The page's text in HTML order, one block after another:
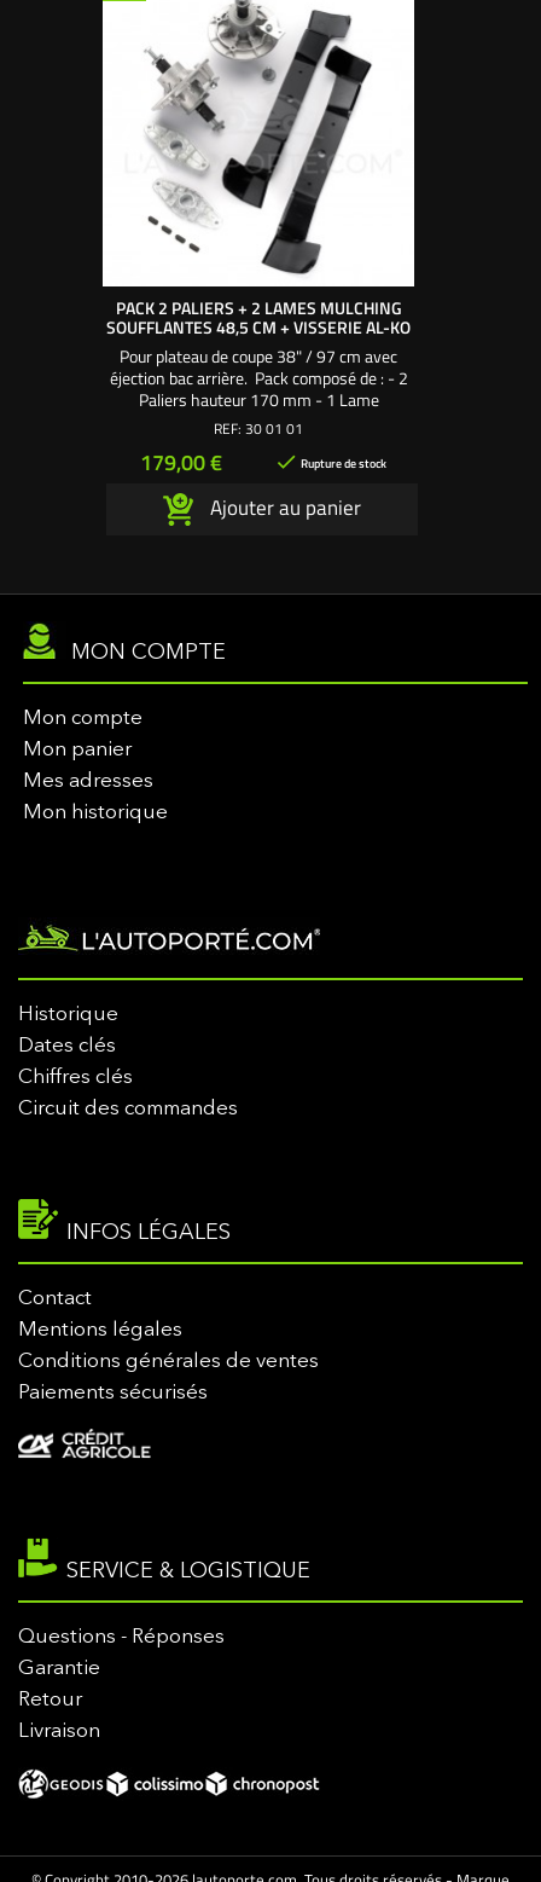
PACK 2 PALIERS + 2 LAMES MULCHING
SOUFFLANTES 48,5 CM + VISSERIE AL-KO
Pour plateau de coupe 38" / 97 cm avec
éjection bac arrière. Pack composé de : - 2
Paliers hauteur 170 mm - 1 Lame
soufflante & mulching gauche 48,5 cm - 1
- 2 Supports de lame - 4 Clavettes ovales
REF: 30 01 01
Prix
179,00 €  Rupture de stock
Ajouter au panier
MON COMPTE
Mon compte
Mon panier
Mes adresses
Mon historique
Historique
Dates clés
Chiffres clés
Circuit des commandes
INFOS LÉGALES
Contact
Mentions légales
Conditions générales de ventes
Paiements sécurisés
SERVICE & LOGISTIQUE
Questions - Réponses
Garantie
Retour
Livraison